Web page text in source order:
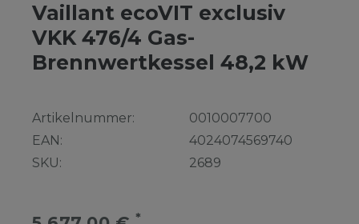
Vaillant ecoVIT exclusiv
VKK 476/4 Gas-
Brennwertkessel 48,2 kW
Artikelnummer:
EAN:
SKU:
0010007700
4024074569740
2689
*